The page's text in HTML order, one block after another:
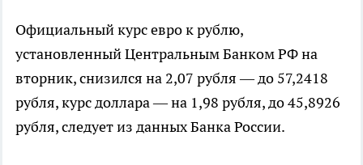
Официальный курс евро к рублю,
установленный Центральным Банком РФ на
вторник, снизился на 2,07 рубля — до 57,2418
рубля, курс доллара — на 1,98 рубля, до 45,8926
рубля, следует из данных Банка России.